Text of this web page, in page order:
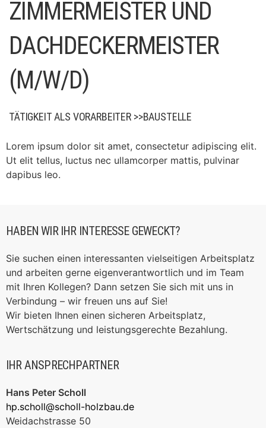
ZIMMERMEISTER UND
DACHDECKERMEISTER
(M/W/D)
TÄTIGKEIT ALS VORARBEITER >>BAUSTELLE
Lorem ipsum dolor sit amet, consectetur adipiscing elit.
Ut elit tellus, luctus nec ullamcorper mattis, pulvinar
dapibus leo.
HABEN WIR IHR INTERESSE GEWECKT?
Sie suchen einen interessanten vielseitigen Arbeitsplatz
und arbeiten gerne eigenverantwortlich und im Team
mit Ihren Kollegen? Dann setzen Sie sich mit uns in
Verbindung – wir freuen uns auf Sie!
Wir bieten Ihnen einen sicheren Arbeitsplatz,
Wertschätzung und leistungsgerechte Bezahlung.
IHR ANSPRECHPARTNER
Hans Peter Scholl
hp.scholl@scholl-holzbau.de
Weidachstrasse 50